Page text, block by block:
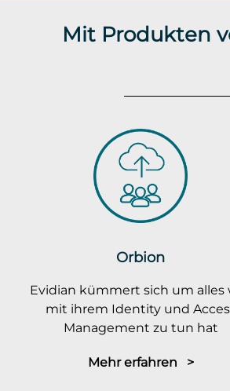
Mit Produkten
Orbion
Evidian kümmert sich um alles
mit ihrem Identity und
Management zu tun hat
Mehr erfahren >